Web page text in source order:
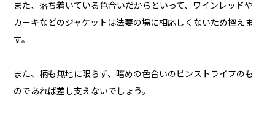
また、落ち着いている色合いだからといって、ワインレッドや
カーキなどのジャケットは法要の場に相応しくないため控えま
す。
また、柄も無地に限らず、暗めの色合いのピンストライプのも
のであれば差し支えないでしょう。